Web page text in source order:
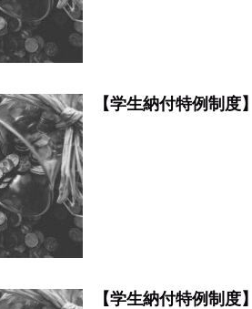
【学生納付特例制度
【学生納付特例制